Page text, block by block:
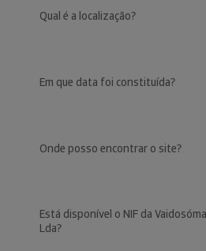
Qual é a localização?
Em que data foi constituída?
Onde posso encontrar o site?
Está disponível o NIF da
Lda?